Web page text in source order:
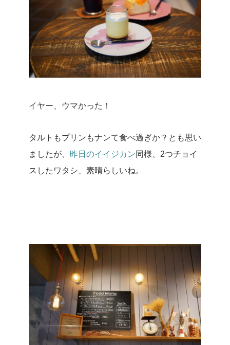
イヤー、ウマかった！
タルトもプリンもナンて食べ過ぎか？ とも思い
ましたが、 昨日のイイジカン同様、2つチョイ
スしたワタシ、素晴らしいね。